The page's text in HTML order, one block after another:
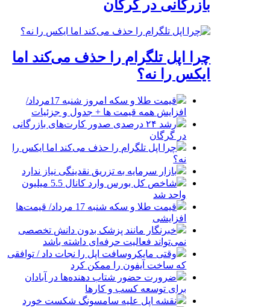
بازرگانی در گرگان
چرا اپل تلگرام را حذف می‌کند اما
ایکس را نه؟
قیمت طلا و سکه امروز شنبه 17مرداد/
افزایش همه قیمت ها + جدول و جزئیات
رشد ۲۴ درصدی صدور کارت‌های بازرگانی
در گرگان
چرا اپل تلگرام را حذف می‌کند اما ایکس را
نه؟
بازار سرمایه به تزریق نقدینگی نیاز ندارد
شاخص کل بورس وارد کانال 5.5 میلیون
واحد شد
قیمت طلا و سکه شنبه 17 مرداد/ قیمت‌ها
افزایشی
خبرنگار مانند پزشک بدون دانش تخصصی
نمی‌تواند فعالیت حرفه‌ای داشته باشد
وقتی مایکروسافت اپل را نجات داد / توافقی
که ساخت آیفون را ممکن کرد
ضرورت حضور شتاب ‌دهنده‌ها در آبادان
برای توسعه کسب‌ و کارها
نقشه اپل علیه سامسونگ شکست خورد